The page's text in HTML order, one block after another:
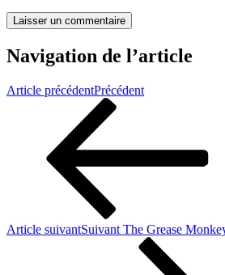
Navigation de l’article
Article précédentPrécédent
Article suivantSuivant The Grease